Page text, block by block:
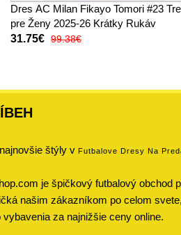
Dres AC Milan Fikayo Tomori #23
pre Ženy 2025-26 Krátky Rukáv
31.75€ 99.38€
štýly v Futbalove Dresy Na
je špičkový futbalový obchod
našim zákazníkom po celom
vybavenia za najnižšie ceny online.